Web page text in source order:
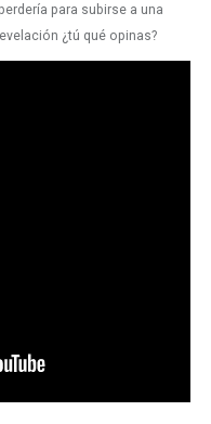
para subirse a una
¿tú qué opinas?